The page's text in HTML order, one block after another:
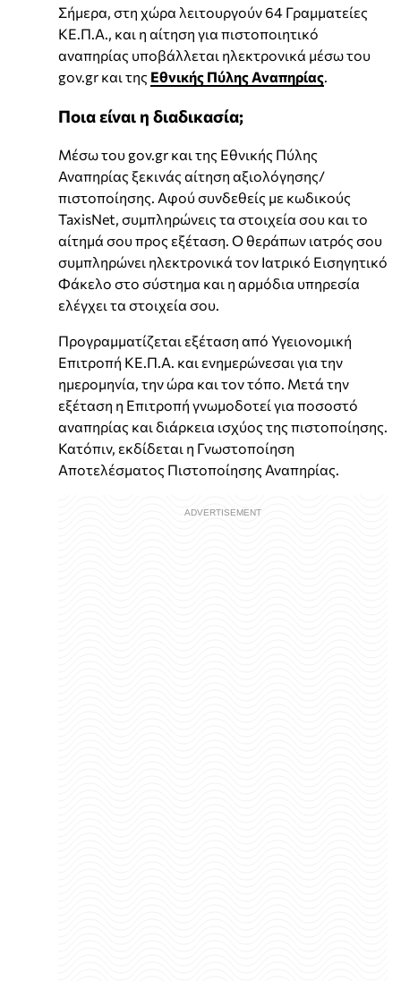
Σήμερα, στη χώρα λειτουργούν 64 Γραμματείες
ΚΕ.Π.Α., και η αίτηση για πιστοποιητικό
αναπηρίας υποβάλλεται ηλεκτρονικά μέσω του
gov.gr και της Εθνικής Πύλης Αναπηρίας.
Ποια είναι η διαδικασία;
Μέσω του gov.gr και της Εθνικής Πύλης
Αναπηρίας ξεκινάς αίτηση αξιολόγησης/
πιστοποίησης. Αφού συνδεθείς με κωδικούς
TaxisNet, συμπληρώνεις τα στοιχεία σου και το
αίτημά σου προς εξέταση. Ο θεράπων ιατρός σου
συμπληρώνει ηλεκτρονικά τον Ιατρικό Εισηγητικό
Φάκελο στο σύστημα και η αρμόδια υπηρεσία
ελέγχει τα στοιχεία σου.
Προγραμματίζεται εξέταση από Υγειονομική
Επιτροπή ΚΕ.Π.Α. και ενημερώνεσαι για την
ημερομηνία, την ώρα και τον τόπο. Μετά την
εξέταση η Επιτροπή γνωμοδοτεί για ποσοστό
αναπηρίας και διάρκεια ισχύος της πιστοποίησης.
Κατόπιν, εκδίδεται η Γνωστοποίηση
Αποτελέσματος Πιστοποίησης Αναπηρίας.